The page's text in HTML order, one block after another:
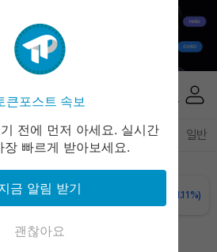
인사이트 브리핑 속보 일반
₩78,997
(-1.11%)
큰포스트 속보
전에 먼저 아세요. 실시간
장 빠르게 받아보세요.
금 알림 받기
괜찮아요